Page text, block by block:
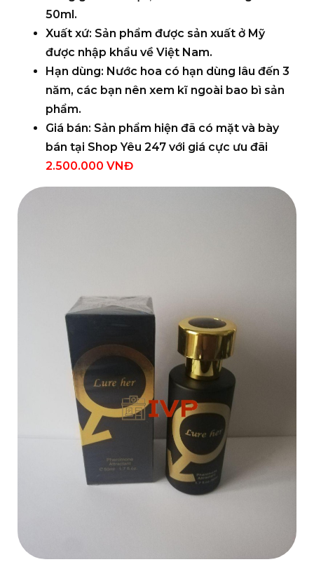
50ml.
Xuất xứ: Sản phẩm được sản xuất ở Mỹ
được nhập khẩu về Việt Nam.
Hạn dùng: Nước hoa có hạn dùng lâu đến 3
năm, các bạn nên xem kĩ ngoài bao bì sản
phẩm.
Giá bán: Sản phẩm hiện đã có mặt và bày
bán tại Shop Yêu 247 với giá cực ưu đãi
2.500.000 VNĐ